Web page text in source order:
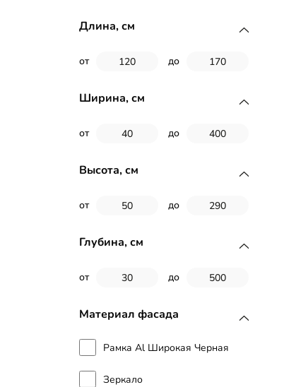
Длина, см
от до
Ширина, см
от до
Высота, см
от до
Глубина, см
от до
Материал фасада
Рамка Al Широкая Черная
Зеркало